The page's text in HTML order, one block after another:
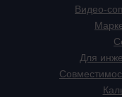
Видео-
Для